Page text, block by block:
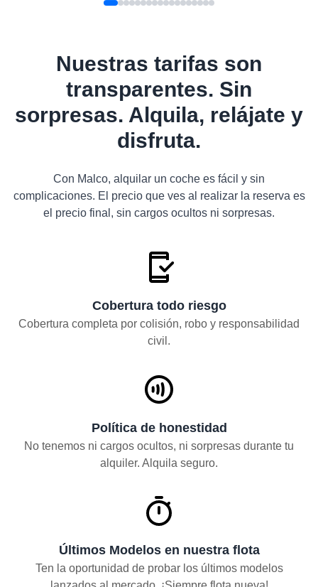
Nuestras tarifas son
transparentes. Sin
sorpresas. Alquila, relájate y
disfruta.
Con Malco, alquilar un coche es fácil y sin
complicaciones. El precio que ves al realizar la reserva es
el precio final, sin cargos ocultos ni sorpresas.
Cobertura todo riesgo
Cobertura completa por colisión, robo y responsabilidad
civil.
Política de honestidad
No tenemos ni cargos ocultos, ni sorpresas durante tu
alquiler. Alquila seguro.
Últimos Modelos en nuestra flota
Ten la oportunidad de probar los últimos modelos